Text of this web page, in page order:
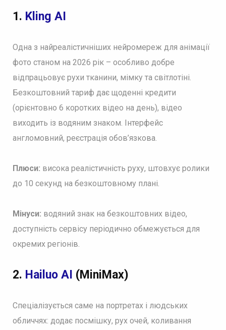
1. Kling AI
Одна з найреалістичніших нейромереж для анімації
фото станом на 2026 рік – особливо добре
відпрацьовує рухи тканини, мімку та світлотіні.
Безкоштовний тариф дає щоденні кредити
(орієнтовно 6 коротких відео на день), відео
виходить із водяним знаком. Інтерфейс
англомовний, реєстрація обов’язкова.
Плюси: висока реалістичність руху, штовхує ролики
до 10 секунд на безкоштовному плані.
Мінуси: водяний знак на безкоштовних відео,
доступність сервісу періодично обмежується для
окремих регіонів.
2. Hailuo AI (MiniMax)
Спеціалізується саме на портретах і людських
обличчях: додає посмішку, рух очей, коливання